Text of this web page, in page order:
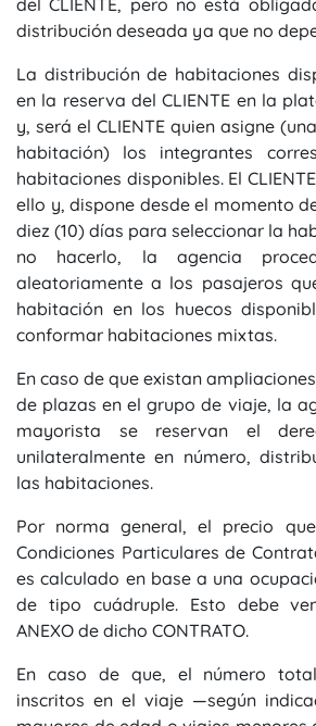
del CLIENTE, pero no está
distribución deseada ya que no
La distribución de habitaciones
en la reserva del CLIENTE en la
y, será el CLIENTE quien asigne
habitación) los integrantes
habitaciones disponibles. El
ello y, dispone desde el momento
diez (10) días para seleccionar la
no hacerlo, la agencia
aleatoriamente a los pasajeros
habitación en los huecos
conformar habitaciones mixtas.
En caso de que existan
de plazas en el grupo de viaje, la
mayorista se reservan el
unilateralmente en número,
las habitaciones.
Por norma general, el precio
Condiciones Particulares de
es calculado en base a una
de tipo cuádruple. Esto debe
ANEXO de dicho CONTRATO.
En caso de que, el número
inscritos en el viaje —según